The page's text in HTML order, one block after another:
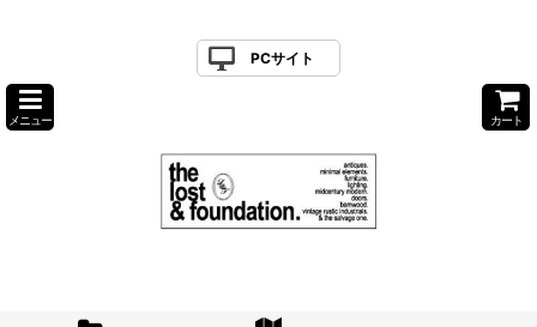
PCサイト
メニュー カート